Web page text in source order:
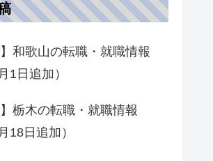
】和歌山の転職・就職情報
1日追加）
】栃木の転職・就職情報
18日追加）